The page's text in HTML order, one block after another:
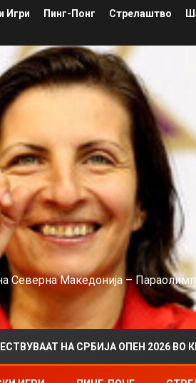
Игри Пинг-Понг Стрелаштво
Северна Македонија –
СРБИЈА ОПЕН 2026 ВО КРУШЕВАЦ